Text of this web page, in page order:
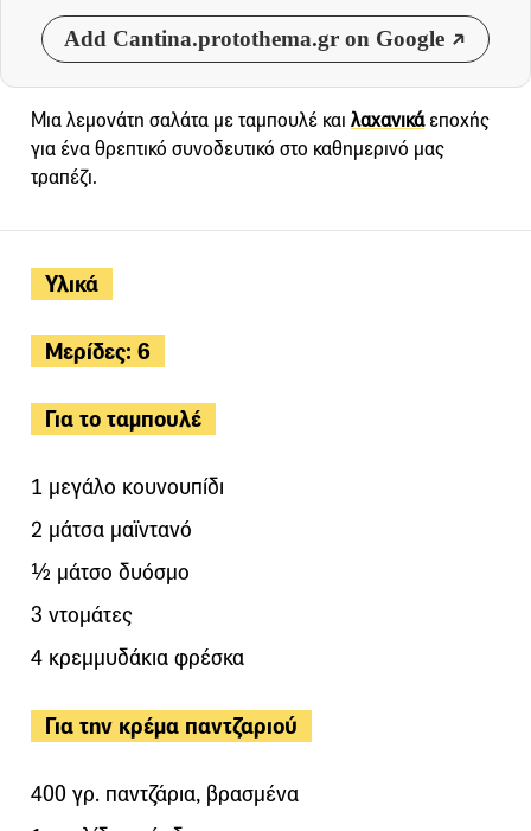
Add Cantina.protothema.gr on Google
Υλικά
Μερίδες: 6
Για το ταμπουλέ
1 μεγάλο κουνουπίδι
2 μάτσα μαϊντανό
½ μάτσο δυόσμο
3 ντομάτες
4 κρεμμυδάκια φρέσκα
Για την κρέμα παντζαριού
400 γρ. παντζάρια, βρασμένα
Μια λεμονάτη σαλάτα με ταμπουλέ και λαχανικάεποχής
για ένα θρεπτικό συνοδευτικό στο καθημερινό μας
τραπέζι.